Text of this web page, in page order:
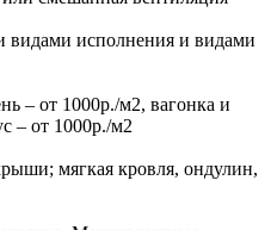
видами исполнения и видами
– от 1000р./м2, вагонка и
– от 1000р./м2
мягкая кровля, ондулин,